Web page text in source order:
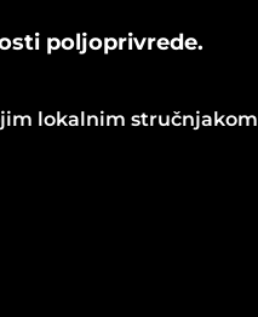
poljoprivrede.
lokalnim stručnjakom